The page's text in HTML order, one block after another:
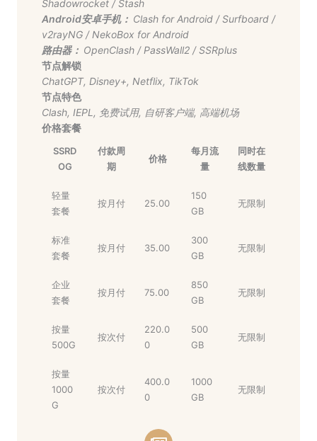
Shadowrocket/Stash
Android安卓手机： Clash for Android/Surfboard/
v2rayNG/ NekoBox for Android
路由器： OpenClash/ PassWall2/SSRplus
节点解锁
ChatGPT, Disney+, Netflix, TikTok
节点特色
Clash, IEPL , 免费试用, 自研客户端, 高端机场
价格套餐
SSRD
OG
付款周
期
价格
每月流
量
同时在
线数量
轻量
套餐
按月付 25.00
150
GB
无限制
标准
套餐
按月付 35.00
300
GB
无限制
企业
套餐
按月付 75.00
850
GB
无限制
按量
500G
按次付
220.0
0
500
GB
无限制
按量
1000
G
按次付
400.0
0
1000
GB
无限制